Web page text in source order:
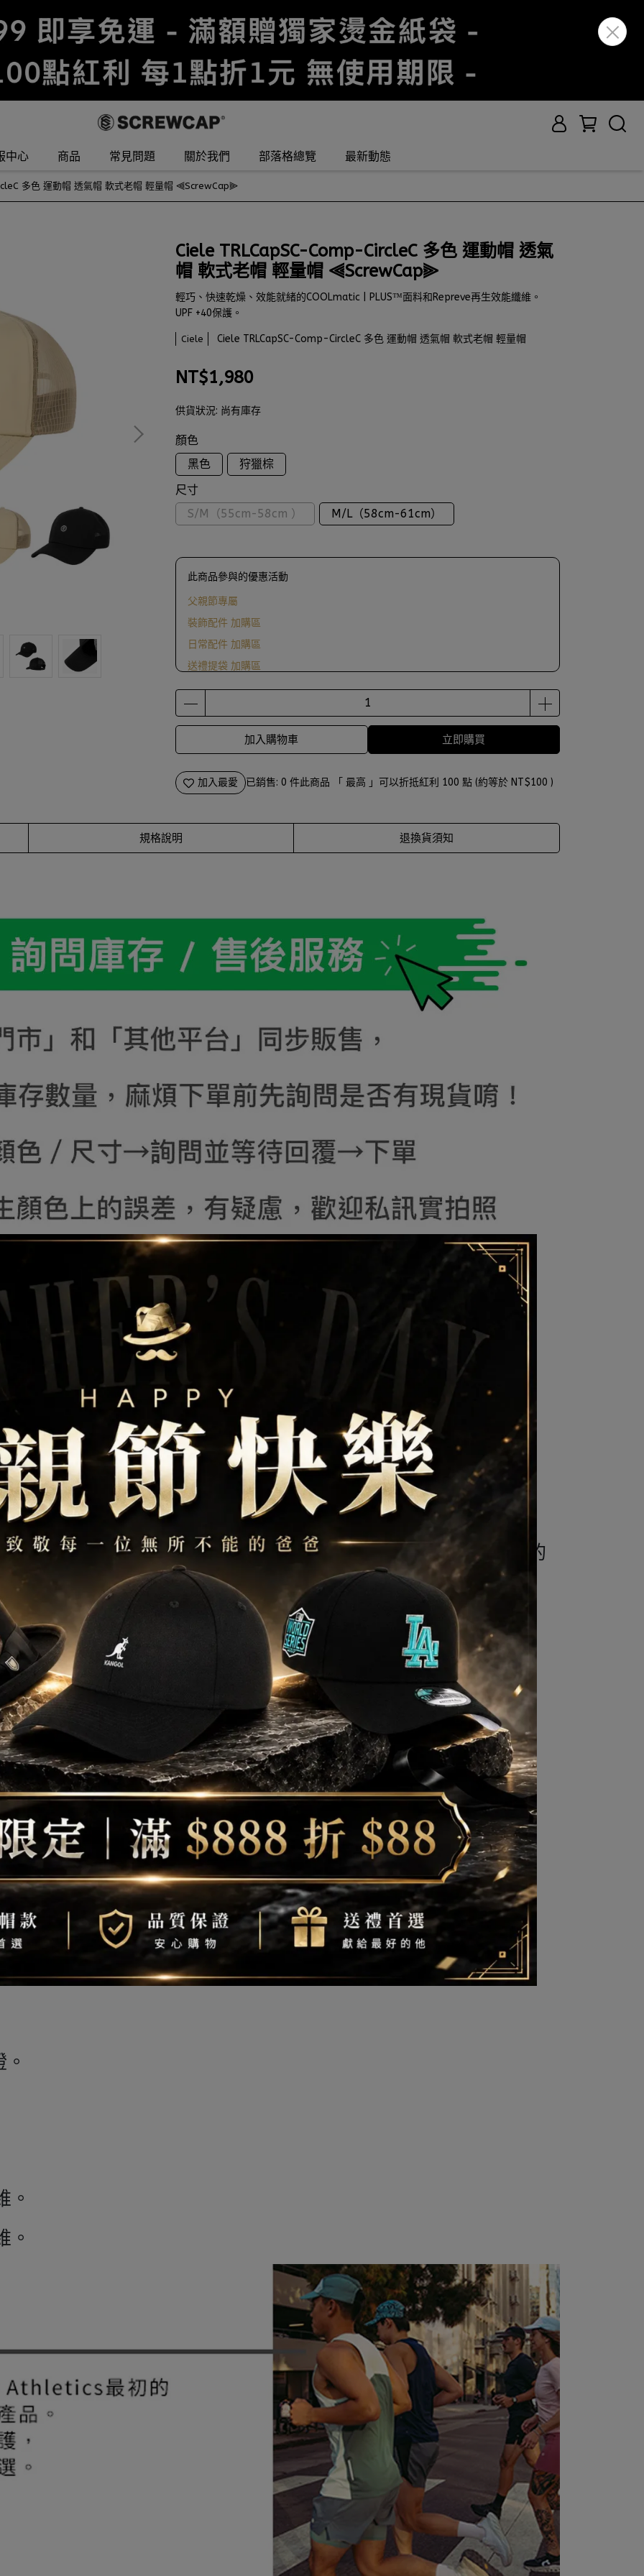
中心 商品 常見問題 關於我們 部落格總覽 最新動態
多色 運動帽 透氣帽 軟式老帽 輕量帽 ⫷ScrewCap⫸
Ciele TRLCapSC-Comp-CircleC 多色 運動帽 透氣
帽 軟式老帽 輕量帽 ⫷ScrewCap⫸
輕巧、快速乾燥、效能就緒的COOLmatic | PLUS™面料和Repreve再生效能纖維。
UPF +40保護。
Ciele Ciele TRLCapSC-Comp-CircleC 多色 運動帽 透氣帽 軟式老帽 輕量帽
NT$1,980
供貨狀況: 尚有庫存
顏色
黑色
狩獵棕
尺寸
S/M（55cm-58cm ）
M/L（58cm-61cm）
此商品參與的優惠活動
父親節專屬
裝飾配件 加購區
日常配件 加購區
送禮提袋 加購區
滿1000送ScrewCap燙金紙袋
加入購物車 立即購買
加入最愛 已銷售: 0 件此商品 「 最高 」可以折抵紅利 100 點 (約等於 NT$100 )
規格說明 退換貨須知
合度和更高的錶冠迴歸陣容，
防撕裂面料包裹，具有耐用性和+50 UPF評級。
量而設計，
進行結構、通風和防臭。
機網的回收再加工。
路邊標牌，完全反映了那些深夜沿著那條古老的鄉村道路行駛的
| PLUS™面料和Repreve再生效能纖維。
通風網。
便於包裝。
。
。